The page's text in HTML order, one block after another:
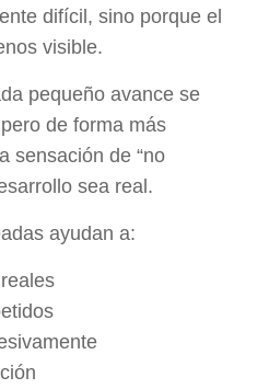
difícil, sino porque el
visible.
pequeño avance se
de forma más
sensación de “no
sea real.
ayudan a: